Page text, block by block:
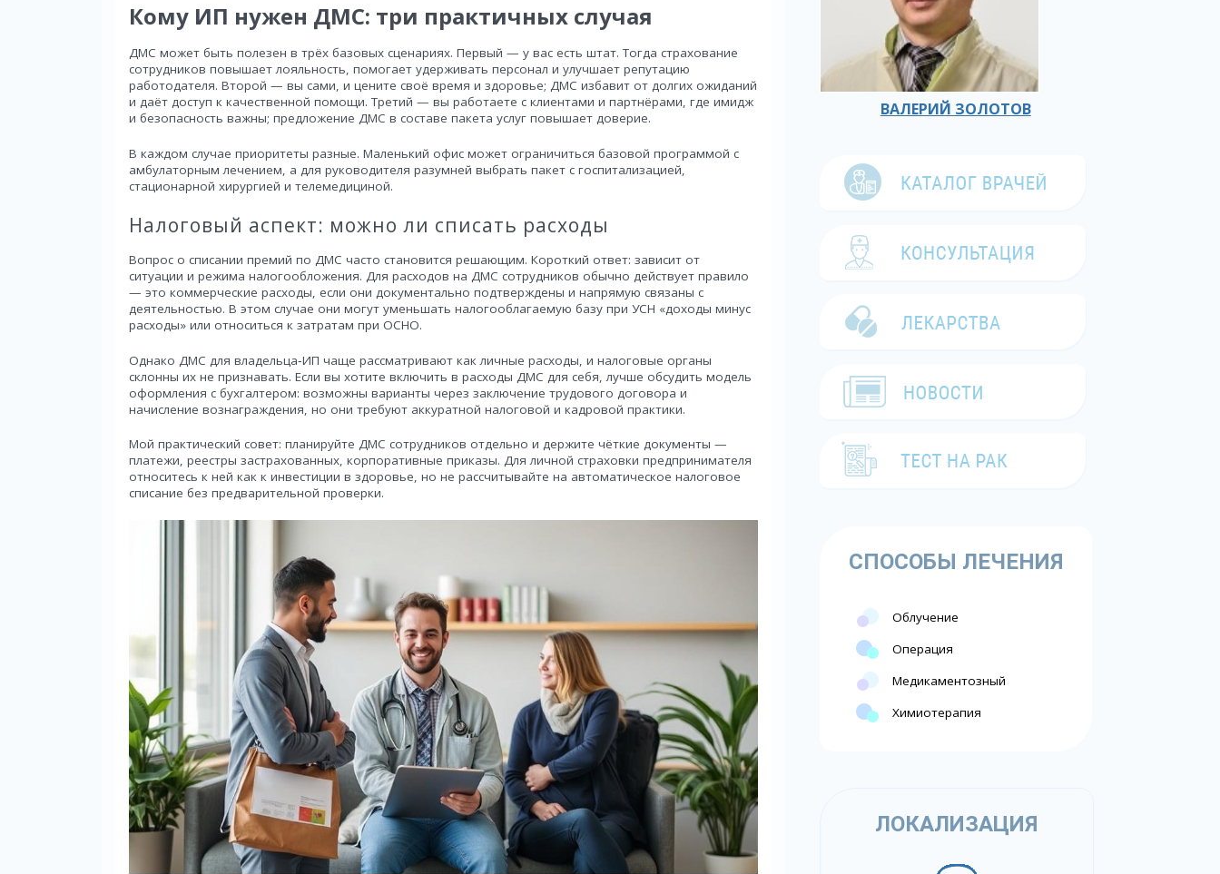
Кому ИП нужен ДМС: три практичных случая
ДМС может быть полезен в трёх базовых сценариях. Первый — у вас есть штат. Тогда страхование
сотрудников повышает лояльность, помогает удерживать персонал и улучшает репутацию
работодателя. Второй — вы сами, и цените своё время и здоровье; ДМС избавит от долгих ожиданий
и даёт доступ к качественной помощи. Третий — вы работаете с клиентами и партнёрами, где имидж
и безопасность важны; предложение ДМС в составе пакета услуг повышает доверие.
В каждом случае приоритеты разные. Маленький офис может ограничиться базовой программой с
амбулаторным лечением, а для руководителя разумней выбрать пакет с госпитализацией,
стационарной хирургией и телемедициной.
Налоговый аспект: можно ли списать расходы
Вопрос о списании премий по ДМС часто становится решающим. Короткий ответ: зависит от
ситуации и режима налогообложения. Для расходов на ДМС сотрудников обычно действует правило
— это коммерческие расходы, если они документально подтверждены и напрямую связаны с
деятельностью. В этом случае они могут уменьшать налогооблагаемую базу при УСН «доходы минус
расходы» или относиться к затратам при ОСНО.
Однако ДМС для владельца‑ИП чаще рассматривают как личные расходы, и налоговые органы
склонны их не признавать. Если вы хотите включить в расходы ДМС для себя, лучше обсудить модель
оформления с бухгалтером: возможны варианты через заключение трудового договора и
начисление вознаграждения, но они требуют аккуратной налоговой и кадровой практики.
Мой практический совет: планируйте ДМС сотрудников отдельно и держите чёткие документы —
платежи, реестры застрахованных, корпоративные приказы. Для личной страховки предпринимателя
относитесь к ней как к инвестиции в здоровье, но не рассчитывайте на автоматическое налоговое
списание без предварительной проверки.
ВАЛЕРИЙ ЗОЛОТОВ
СПОСОБЫ ЛЕЧЕНИЯ
Облучение
Операция
Медикаментозный
Химиотерапия
ЛОКАЛИЗАЦИЯ